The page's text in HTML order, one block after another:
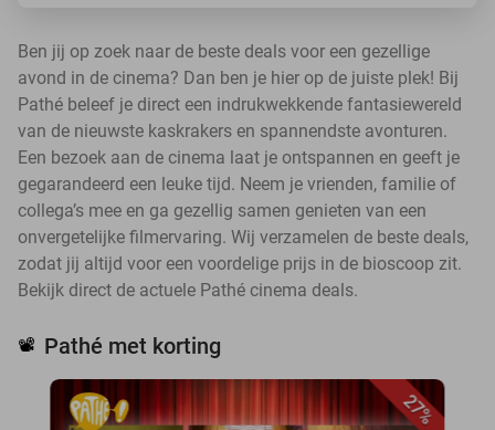
Ben jij op zoek naar de beste deals voor een gezellige
avond in de cinema? Dan ben je hier op de juiste plek! Bij
Pathé beleef je direct een indrukwekkende fantasiewereld
van de nieuwste kaskrakers en spannendste avonturen.
Een bezoek aan de cinema laat je ontspannen en geeft je
gegarandeerd een leuke tijd. Neem je vrienden, familie of
collega’s mee en ga gezellig samen genieten van een
onvergetelijke filmervaring. Wij verzamelen de beste deals,
zodat jij altijd voor een voordelige prijs in de bioscoop zit.
Bekijk direct de actuele Pathé cinema deals.
📽️ Pathé met korting
27%